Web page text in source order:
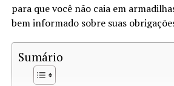
Tributável?
ganho de capital. De acordo com a
precisa calcular se o valor da
superior ao custo da criptomoeda
para que você não caia em
bem informado sobre suas
Sumário